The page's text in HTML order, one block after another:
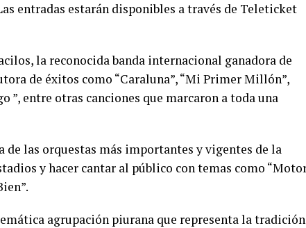
entradas estarán disponibles a través de Teleticket
la reconocida banda internacional ganadora de
de éxitos como “Caraluna”, “Mi Primer Millón”,
”, entre otras canciones que marcaron a toda una
de las orquestas más importantes y vigentes de la
y hacer cantar al público con temas como
agrupación piurana que representa la tradición